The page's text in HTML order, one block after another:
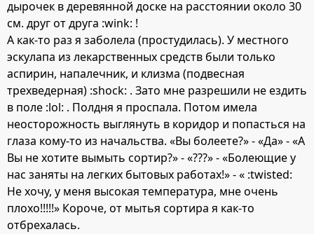
дырочек в деревянной доске на расстоянии около 30
см. друг от друга :wink: !
А как-то раз я заболела (простудилась). У местного
эскулапа из лекарственных средств были только
аспирин, напалечник, и клизма (подвесная
трехведерная) :shock: . Зато мне разрешили не ездить
в поле :lol: . Полдня я проспала. Потом имела
неосторожность выглянуть в коридор и попасться на
глаза кому-то из начальства. «Вы болеете?» - «Да» - «А
Вы не хотите вымыть сортир?» - «???» - «Болеющие у
нас заняты на легких бытовых работах!» - « :twisted:
Не хочу, у меня высокая температура, мне очень
плохо!!!!!» Короче, от мытья сортира я как-то
отбрехалась.